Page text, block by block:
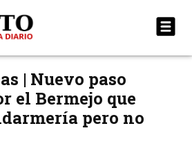
| Nuevo paso
el Bermejo que
pero no